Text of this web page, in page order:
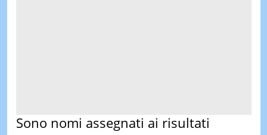
Sono nomi assegnati ai risultati